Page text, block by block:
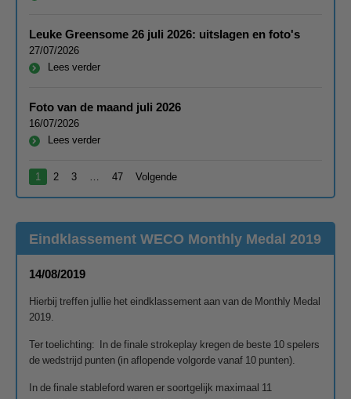
Leuke Greensome 26 juli 2026: uitslagen en foto's
27/07/2026
Lees verder
Foto van de maand juli 2026
16/07/2026
Lees verder
1 2 3 47 Volgende
Eindklassement WECO Monthly Medal 2019
14/08/2019
Hierbij treffen jullie het eindklassement aan van de Monthly Medal
2019.
Ter toelichting: In de finale strokeplay kregen de beste 10 spelers
de wedstrijd punten (in aflopende volgorde vanaf 10 punten).
In de finale stableford waren er soortgelijk maximaal 11